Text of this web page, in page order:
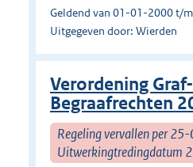
Geldend van 01-01-2000 t/
Uitgegeven door: Wierden
Verordening
Begraafrechten
Regeling vervallen per
Uitwerkingtredingdatum